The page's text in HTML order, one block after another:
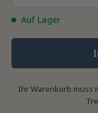
Auf Lager
Ihr Warenkorb muss